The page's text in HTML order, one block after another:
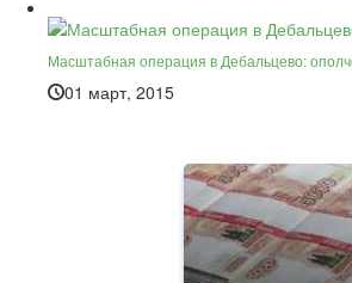
Масштабная операция в Дебальцево:
01 март, 2015